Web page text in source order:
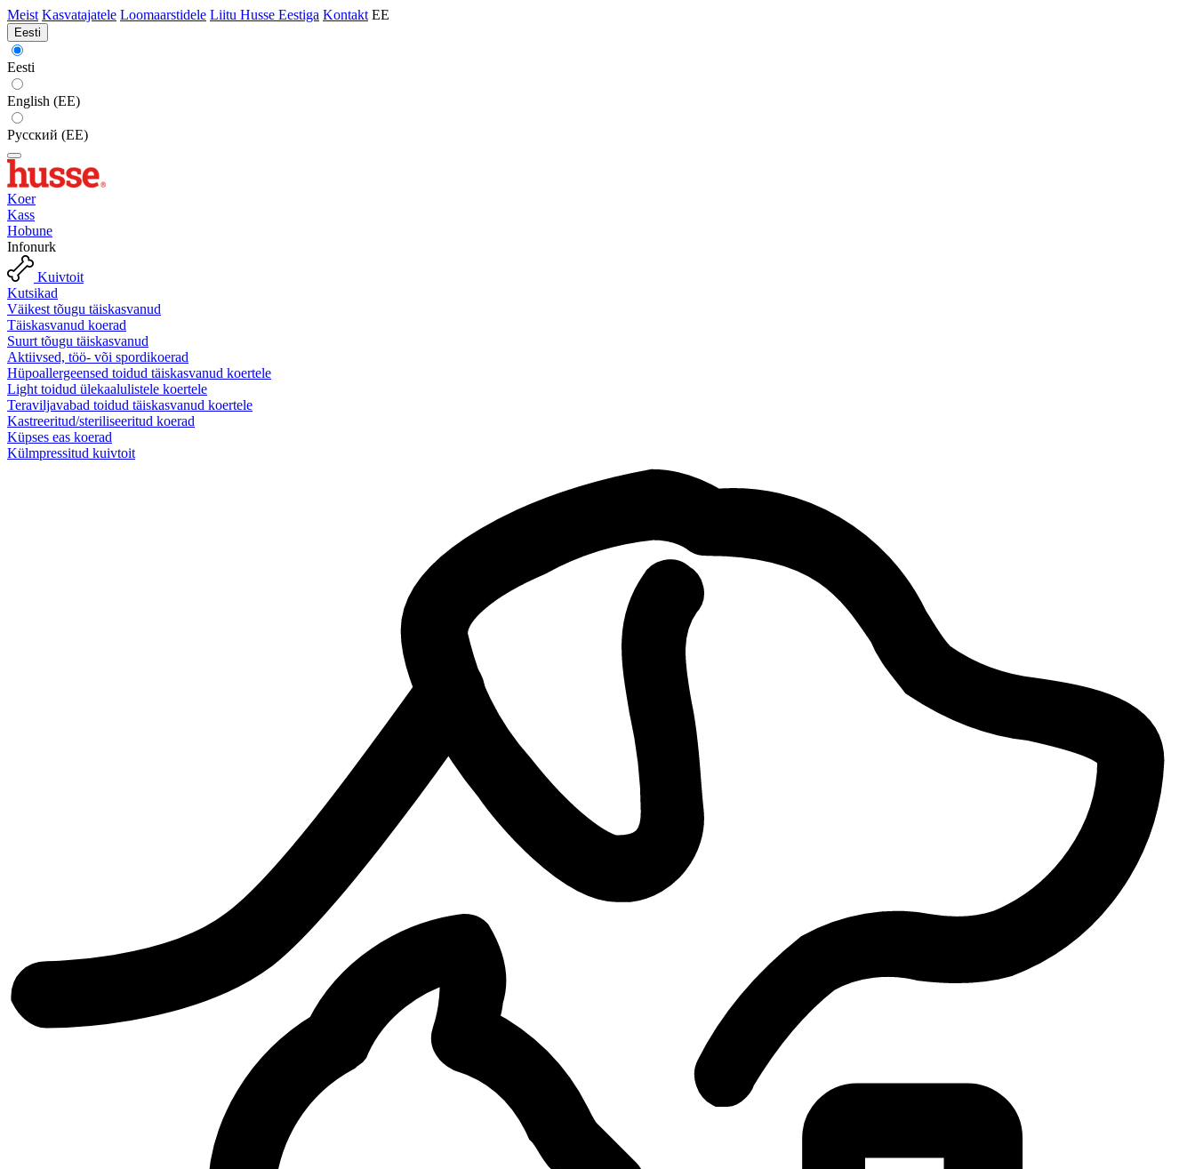
Meist Kasvatajatele Loomaarstidele Liitu Husse Eestiga Kontakt EE
Eesti
Eesti
English (EE)
Русский (EE)
Koer
Kass
Hobune
Infonurk
Kuivtoit
Kutsikad
Väikest tõugu täiskasvanud
Täiskasvanud koerad
Suurt tõugu täiskasvanud
Aktiivsed, töö- või spordikoerad
Hüpoallergeensed toidud täiskasvanud koertele
Light toidud ülekaalulistele koertele
Teraviljavabad toidud täiskasvanud koertele
Kastreeritud/steriliseeritud koerad
Küpses eas koerad
Külmpressitud kuivtoit